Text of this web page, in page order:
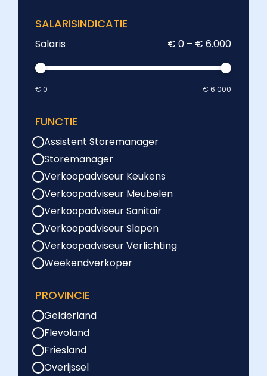
SALARISINDICATIE
Salaris € 0 – € 6.000
€ 0 € 6.000
FUNCTIE
Assistent Storemanager
Storemanager
Verkoopadviseur Keukens
Verkoopadviseur Meubelen
Verkoopadviseur Sanitair
Verkoopadviseur Slapen
Verkoopadviseur Verlichting
Weekendverkoper
PROVINCIE
Gelderland
Flevoland
Friesland
Overijssel